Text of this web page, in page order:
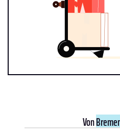
Von